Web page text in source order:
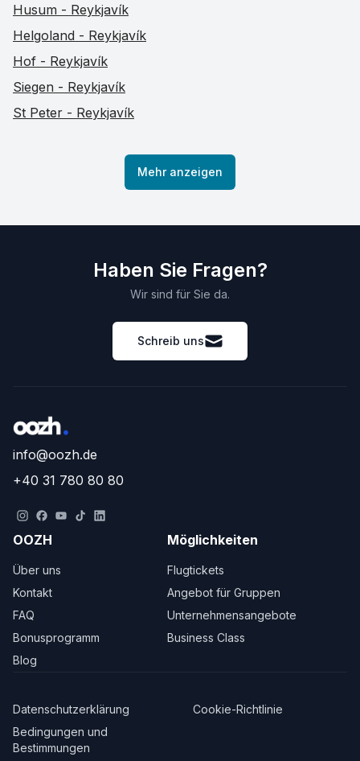
Husum - Reykjavík
Helgoland - Reykjavík
Hof - Reykjavík
Siegen - Reykjavík
St Peter - Reykjavík
Mehr anzeigen
Haben Sie Fragen?
Wir sind für Sie da.
Schreib uns
info@oozh.de
+40 31 780 80 80
OOZH
Über uns
Kontakt
FAQ
Bonusprogramm
Blog
Möglichkeiten
Flugtickets
Angebot für Gruppen
Unternehmensangebote
Business Class
Datenschutzerklärung
Cookie-Richtlinie
Bedingungen und
Bestimmungen